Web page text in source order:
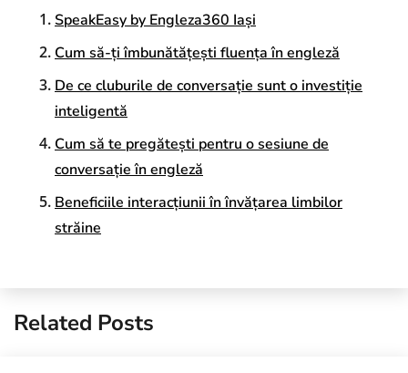
SpeakEasy by Engleza360 Iași
Cum să-ți îmbunătățești fluența în engleză
De ce cluburile de conversație sunt o investiție
inteligentă
Cum să te pregătești pentru o sesiune de
conversație în engleză
Beneficiile interacțiunii în învățarea limbilor
străine
Related Posts